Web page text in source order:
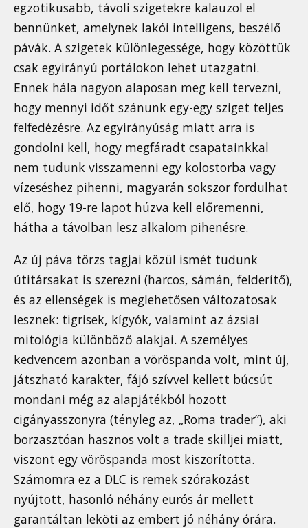
egzotikusabb, távoli szigetekre kalauzol el
bennünket, amelynek lakói intelligens, beszélő
pávák. A szigetek különlegessége, hogy közöttük
csak egyirányú portálokon lehet utazgatni.
Ennek hála nagyon alaposan meg kell tervezni,
hogy mennyi időt szánunk egy-egy sziget teljes
felfedézésre. Az egyirányúság miatt arra is
gondolni kell, hogy megfáradt csapatainkkal
nem tudunk visszamenni egy kolostorba vagy
vízeséshez pihenni, magyarán sokszor fordulhat
elő, hogy 19-re lapot húzva kell előremenni,
hátha a távolban lesz alkalom pihenésre.
Az új páva törzs tagjai közül ismét tudunk
útitársakat is szerezni (harcos, sámán, felderítő),
és az ellenségek is meglehetősen változatosak
lesznek: tigrisek, kígyók, valamint az ázsiai
mitológia különböző alakjai. A személyes
kedvencem azonban a vöröspanda volt, mint új,
játszható karakter, fájó szívvel kellett búcsút
mondani még az alapjátékból hozott
cigányasszonyra (tényleg az, „Roma trader”), aki
borzasztóan hasznos volt a trade skilljei miatt,
viszont egy vöröspanda most kiszorította.
Számomra ez a DLC is remek szórakozást
nyújtott, hasonló néhány eurós ár mellett
garantáltan leköti az embert jó néhány órára.